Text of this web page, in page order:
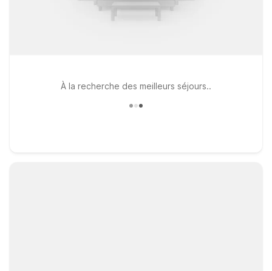
À la recherche des meilleurs séjours..